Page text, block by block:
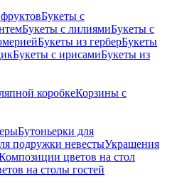
Букеты с
Букеты с лилиямиБукеты с
Букеты из герберБукеты
Букеты с ирисамиБукеты из
коробкеКорзины с
Бутоньерки для
подружки невестыУкрашения
цветов на стол
на столы гостей